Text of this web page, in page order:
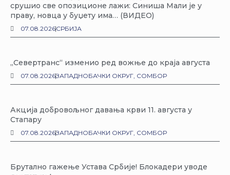
срушио све опозиционе лажи: Синиша Мали је у
праву, новца у буџету има… (ВИДЕО)
07.08.2026СРБИЈА
„Севертранс“ изменио ред вожње до краја августа
07.08.2026ЗАПАДНОБАЧКИ ОКРУГ, СОМБОР
Акција добровољног давања крви 11. августа у
Стапару
07.08.2026ЗАПАДНОБАЧКИ ОКРУГ, СОМБОР
Брутално гажење Устава Србије! Блокадери уводе